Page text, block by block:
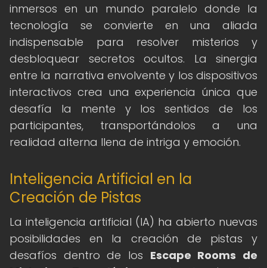
inmersos en un mundo paralelo donde la
tecnología se convierte en una aliada
indispensable para resolver misterios y
desbloquear secretos ocultos. La sinergia
entre la narrativa envolvente y los dispositivos
interactivos crea una experiencia única que
desafía la mente y los sentidos de los
participantes, transportándolos a una
realidad alterna llena de intriga y emoción.
Inteligencia Artificial en la
Creación de Pistas
La inteligencia artificial (IA) ha abierto nuevas
posibilidades en la creación de pistas y
desafíos dentro de los Escape Rooms de